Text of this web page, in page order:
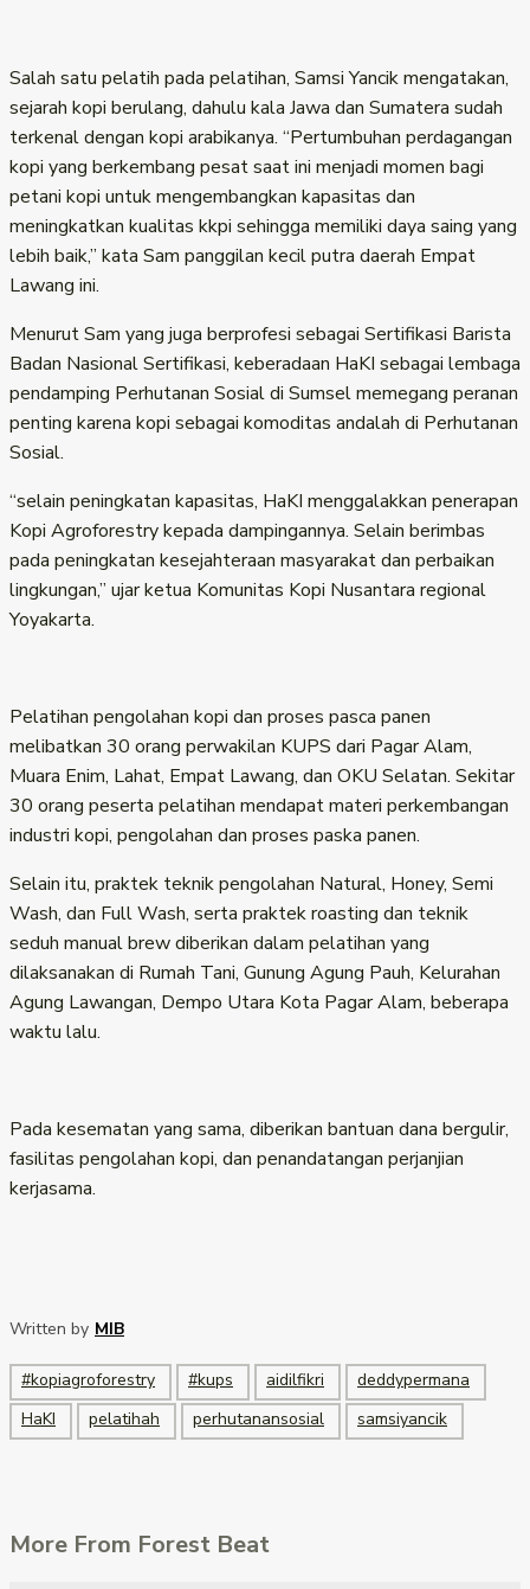
Salah satu pelatih pada pelatihan, Samsi Yancik mengatakan,
sejarah kopi berulang, dahulu kala Jawa dan Sumatera sudah
terkenal dengan kopi arabikanya. “Pertumbuhan perdagangan
kopi yang berkembang pesat saat ini menjadi momen bagi
petani kopi untuk mengembangkan kapasitas dan
meningkatkan kualitas kkpi sehingga memiliki daya saing yang
lebih baik,” kata Sam panggilan kecil putra daerah Empat
Lawang ini.
Menurut Sam yang juga berprofesi sebagai Sertifikasi Barista
Badan Nasional Sertifikasi, keberadaan HaKI sebagai lembaga
pendamping Perhutanan Sosial di Sumsel memegang peranan
penting karena kopi sebagai komoditas andalah di Perhutanan
Sosial.
“selain peningkatan kapasitas, HaKI menggalakkan penerapan
Kopi Agroforestry kepada dampingannya. Selain berimbas
pada peningkatan kesejahteraan masyarakat dan perbaikan
lingkungan,” ujar ketua Komunitas Kopi Nusantara regional
Yoyakarta.
Pelatihan pengolahan kopi dan proses pasca panen
melibatkan 30 orang perwakilan KUPS dari Pagar Alam,
Muara Enim, Lahat, Empat Lawang, dan OKU Selatan. Sekitar
30 orang peserta pelatihan mendapat materi perkembangan
industri kopi, pengolahan dan proses paska panen.
Selain itu, praktek teknik pengolahan Natural, Honey, Semi
Wash, dan Full Wash, serta praktek roasting dan teknik
seduh manual brew diberikan dalam pelatihan yang
dilaksanakan di Rumah Tani, Gunung Agung Pauh, Kelurahan
Agung Lawangan, Dempo Utara Kota Pagar Alam, beberapa
waktu lalu.
Pada kesematan yang sama, diberikan bantuan dana bergulir,
fasilitas pengolahan kopi, dan penandatangan perjanjian
kerjasama.
Written by MIB
#kopiagroforestry #kups aidilfikri
deddypermana
HaKI
pelatihah perhutanansosial samsiyancik
More From Forest Beat